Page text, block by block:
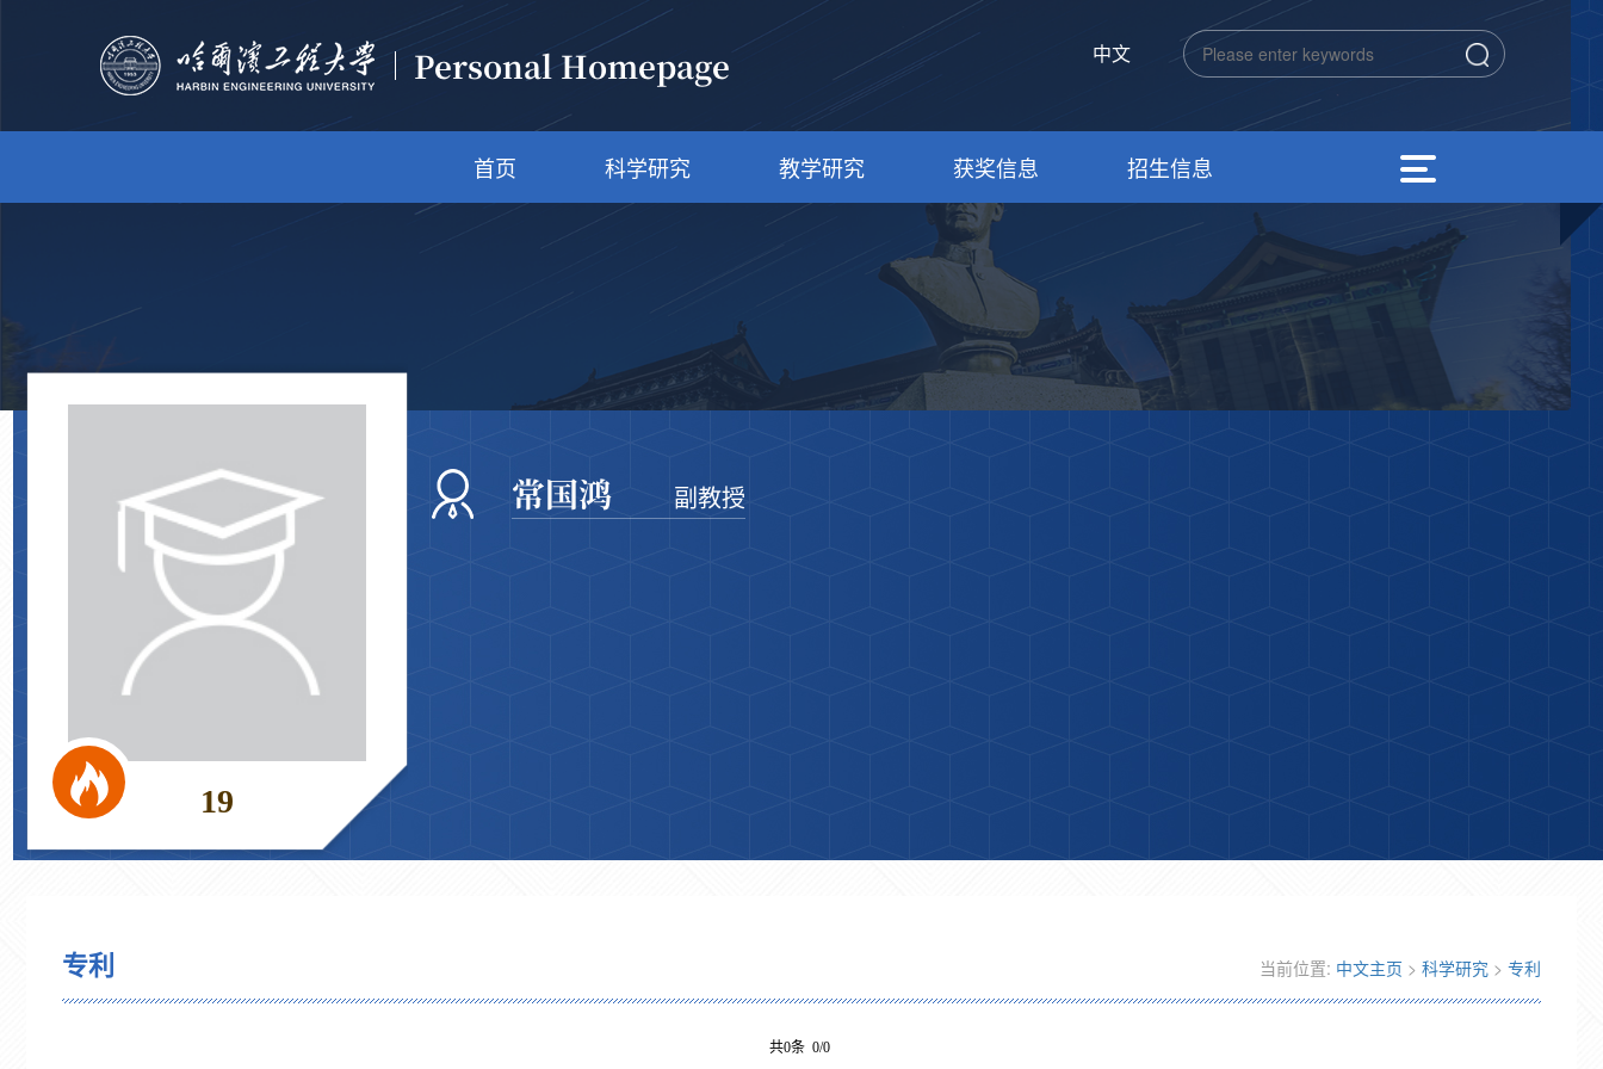
Personal Homepage 中文
首页 科学研究 教学研究 获奖信息 招生信息
19
常国鸿 副教授
专利 当前位置: 中文主页 > 科学研究 > 专利
共0条 0/0